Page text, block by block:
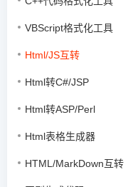
VBScript格式化工具
Html/JS互转
Html转C#/JSP
Html转ASP/Perl
Html表格生成器
HTML/MarkDown互转